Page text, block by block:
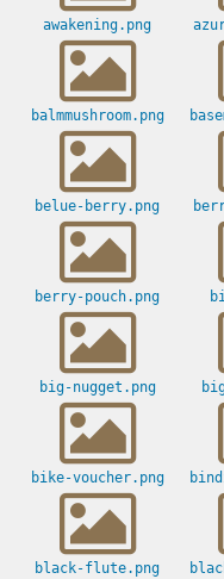
awakening.png
balmmushroom.png
belue-berry.png
berry-pouch.png
big-nugget.png
bike-voucher.png
black-flute.png